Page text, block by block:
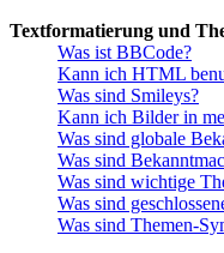
Textformatierung und
Was ist BBCode?
Kann ich HTML
Was sind Smileys?
Kann ich Bilder in
Was sind globale
Was sind
Was sind wichtige
Was sind
Was sind Themen-